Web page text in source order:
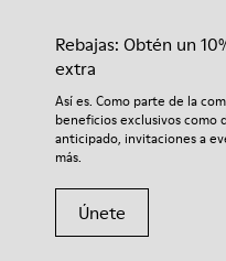
Rebajas: Obtén un
extra
Así es. Como parte de la
beneficios exclusivos como
anticipado, invitaciones a
más.
Únete